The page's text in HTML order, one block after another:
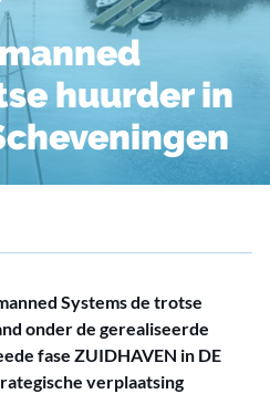
huurder in
Systems de trotse
onder de gerealiseerde
fase ZUIDHAVEN in DE
verplaatsing